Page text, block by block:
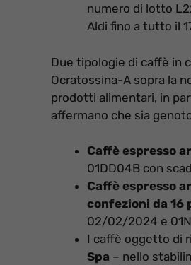
numero di lotto
Aldi fino a tutto il
Due tipologie di caffè in
Ocratossina-A sopra la
prodotti alimentari, in
affermano che sia
Caffè espresso
01DD04B con
Caffè espresso
confezioni da 16
02/02/2024 e
I caffè oggetto di
Spa – nello